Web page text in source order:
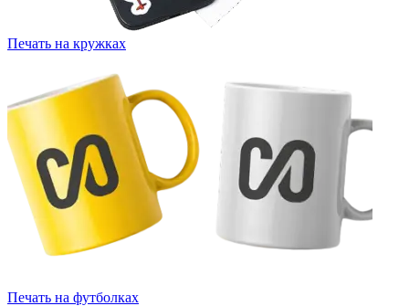
Печать на кружках
Печать на футболках